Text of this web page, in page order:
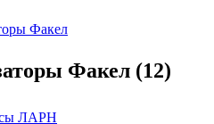
Факел (12)